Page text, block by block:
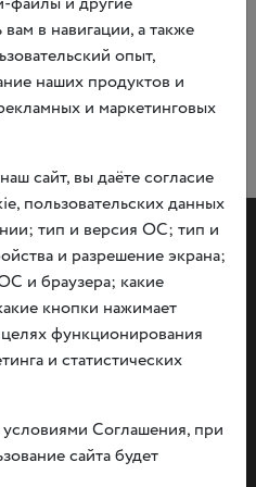
информации
в навигации, а также
опыт,
наших продуктов и
и маркетинговых
сайт, вы даёте согласие
пользовательских данных
тип и версия ОС; тип и
и разрешение экрана;
и браузера; какие
кнопки нажимает
функционирования
и статистических
Соглашения, при
сайта будет